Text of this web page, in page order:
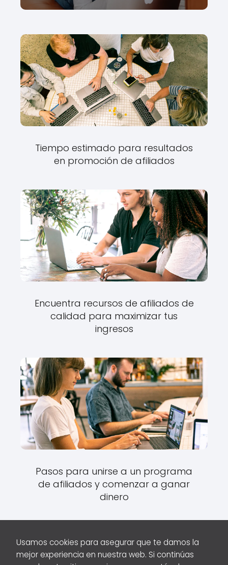
Tiempo estimado para resultados
en promoción de afiliados
Encuentra recursos de afiliados de
calidad para maximizar tus
ingresos
Pasos para unirse a un programa
de afiliados y comenzar a ganar
dinero
Usamos cookies para asegurar que te damos la
mejor experiencia en nuestra web. Si continúas